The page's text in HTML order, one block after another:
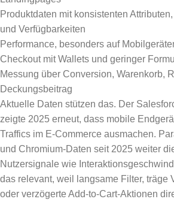
Produktdaten mit konsistenten
und Verfügbarkeiten
Performance, besonders auf
Checkout mit Wallets und geringer
Messung über Conversion, Warenkorb,
Deckungsbeitrag
Aktuelle Daten stützen das. Der
zeigte 2025 erneut, dass mobile
Traffics im E-Commerce ausmachen.
und Chromium-Daten seit 2025 weiter
Nutzersignale wie
das relevant, weil langsame Filter, träge
oder verzögerte Add-to-Cart-Aktionen